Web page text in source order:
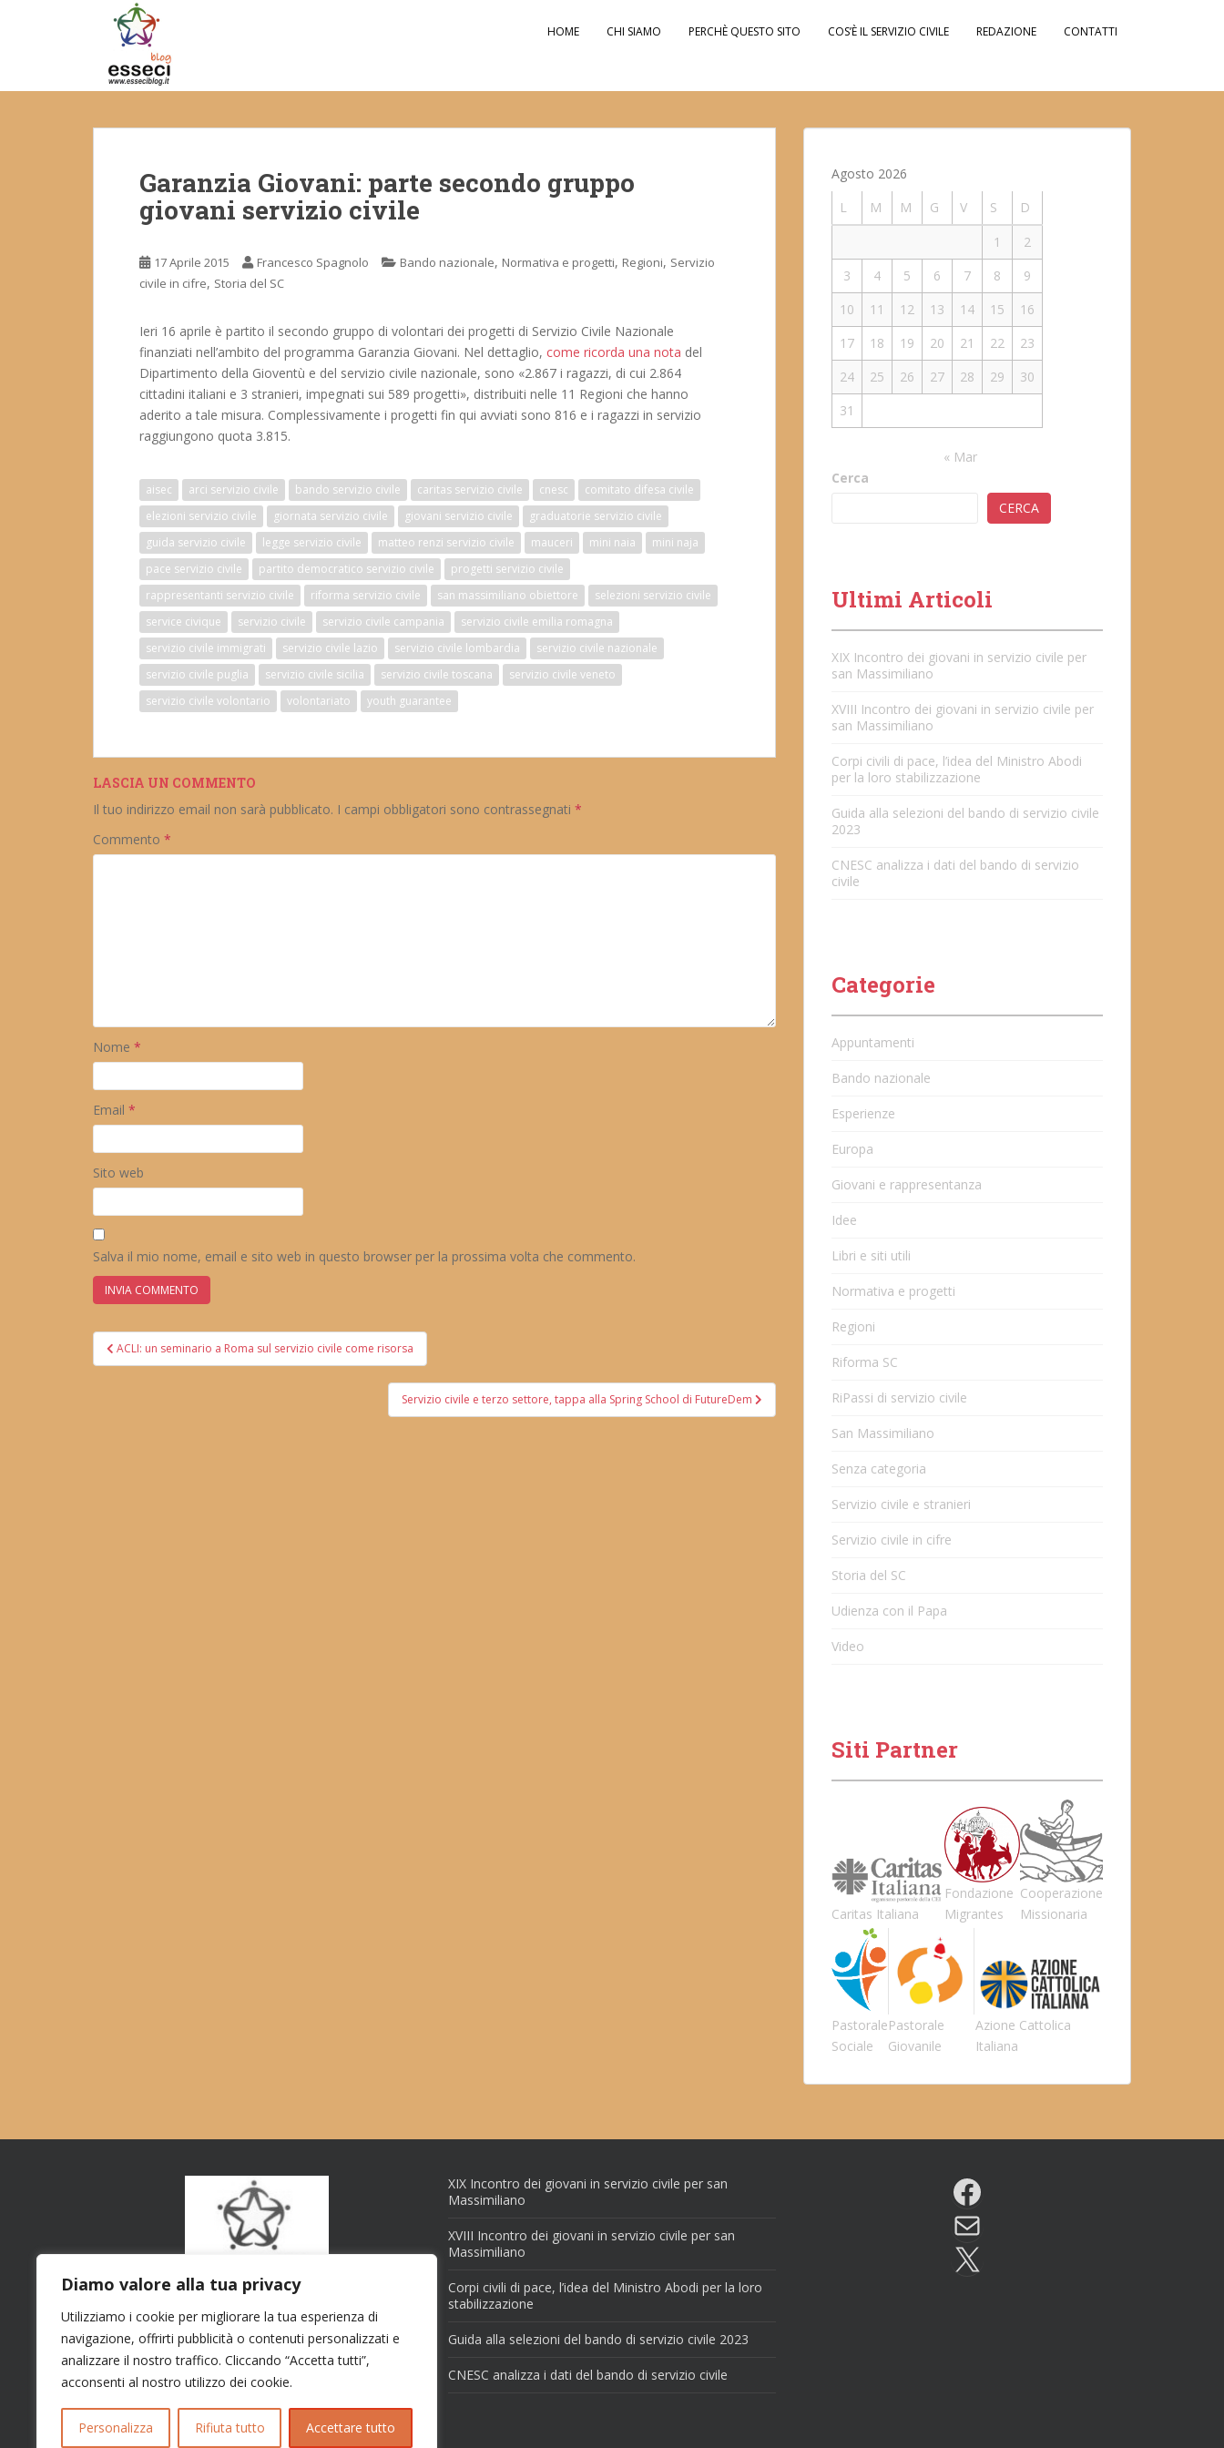
Diamo valore alla tua privacy
Utilizziamo i cookie per migliorare la tua esperienza di
navigazione, offrirti pubblicità o contenuti personalizzati e
analizzare il nostro traffico. Cliccando “Accetta tutti”,
acconsenti al nostro utilizzo dei cookie.
Personalizza Rifiuta tutto Accettare tutto
t
HOME CHI SIAMO PERCHÈ QUESTO SITO COS’È IL SERVIZIO CIVILE REDAZIONE CONTATTI
Garanzia Giovani: parte secondo gruppo
giovani servizio civile
17 Aprile 2015 Francesco Spagnolo Bando nazionale, Normativa e progetti, Regioni, Servizio
civile in cifre, Storia del SC
Ieri 16 aprile è partito il secondo gruppo di volontari dei progetti di Servizio Civile Nazionale
finanziati nell’ambito del programma Garanzia Giovani. Nel dettaglio, come ricorda una nota del
Dipartimento della Gioventù e del servizio civile nazionale, sono «2.867 i ragazzi, di cui 2.864
cittadini italiani e 3 stranieri, impegnati sui 589 progetti», distribuiti nelle 11 Regioni che hanno
aderito a tale misura. Complessivamente i progetti fin qui avviati sono 816 e i ragazzi in servizio
raggiungono quota 3.815.
aisec arci servizio civile bando servizio civile caritas servizio civile cnesc
comitato difesa civile
elezioni servizio civile
giornata servizio civile giovani servizio civile
graduatorie servizio civile
guida servizio civile
legge servizio civile matteo renzi servizio civile mauceri mini naia
mini naja
pace servizio civile
partito democratico servizio civile
progetti servizio civile
rappresentanti servizio civile
riforma servizio civile san massimiliano obiettore
selezioni servizio civile
service civique
servizio civile servizio civile campania
servizio civile emilia romagna
servizio civile immigrati
servizio civile lazio servizio civile lombardia
servizio civile nazionale
servizio civile puglia
servizio civile sicilia servizio civile toscana
servizio civile veneto
servizio civile volontario
volontariato youth guarantee
LASCIA UN COMMENTO
Il tuo indirizzo email non sarà pubblicato. I campi obbligatori sono contrassegnati *
Commento *
Nome *
Email *
Sito web
Salva il mio nome, email e sito web in questo browser per la prossima volta che commento.
Navigazione
articoli
ACLI: un seminario a Roma sul servizio civile come risorsa
Servizio civile e terzo settore, tappa alla Spring School di FutureDem
Agosto 2026
L
M M G V S
D
1
2
3
4 5 6 7 8
9
10
11 12 13 14 15
16
17
18 19 20 21 22
23
24
25 26 27 28 29
30
31
« Mar
Cerca
CERCA
Ultimi Articoli
XIX Incontro dei giovani in servizio civile per
san Massimiliano
XVIII Incontro dei giovani in servizio civile per
san Massimiliano
Corpi civili di pace, l’idea del Ministro Abodi
per la loro stabilizzazione
Guida alla selezioni del bando di servizio civile
2023
CNESC analizza i dati del bando di servizio
civile
Categorie
Appuntamenti
Bando nazionale
Esperienze
Europa
Giovani e rappresentanza
Idee
Libri e siti utili
Normativa e progetti
Regioni
Riforma SC
RiPassi di servizio civile
San Massimiliano
Senza categoria
Servizio civile e stranieri
Servizio civile in cifre
Storia del SC
Udienza con il Papa
Video
Siti Partner
Caritas Italiana
Fondazione
Migrantes
Cooperazione
Missionaria
Pastorale
Sociale
Pastorale
Giovanile
Azione Cattolica
Italiana
XIX Incontro dei giovani in servizio civile per san
Massimiliano
XVIII Incontro dei giovani in servizio civile per san
Massimiliano
Corpi civili di pace, l’idea del Ministro Abodi per la loro
stabilizzazione
Guida alla selezioni del bando di servizio civile 2023
CNESC analizza i dati del bando di servizio civile
Facebook
Email
X